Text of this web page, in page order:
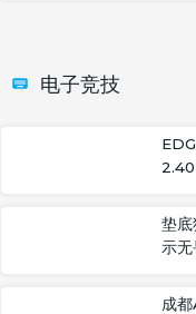
电子竞技
垫
示无
成